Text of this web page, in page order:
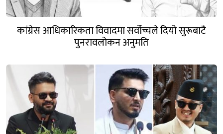
कांग्रेस आधिकारिकता विवादमा सर्वोच्चले दियो सुरूबाटै
पुनरावलोकन अनुमति